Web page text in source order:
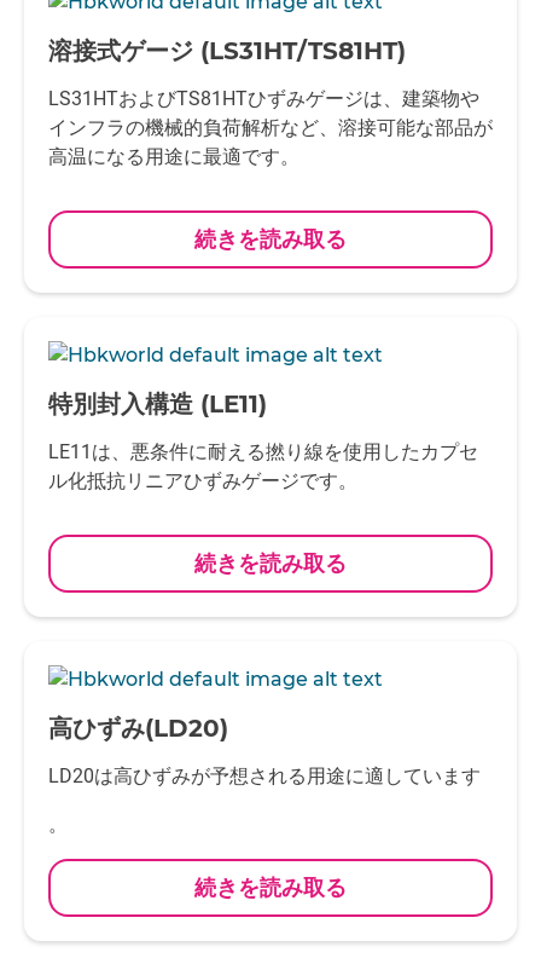
溶接式ゲージ (LS31HT/TS81HT)
LS31HTおよびTS81HTひずみゲージは、建築物や
インフラの機械的負荷解析など、溶接可能な部品が
高温になる用途に最適です。
続きを読み取る
-
特別封入構造 (LE11)
LE11は、悪条件に耐える撚り線を使用したカプセ
ル化抵抗リニアひずみゲージです。
続きを読み取る
-
高ひずみ(LD20)
LD20は高ひずみが予想される用途に適しています
。
続きを読み取る